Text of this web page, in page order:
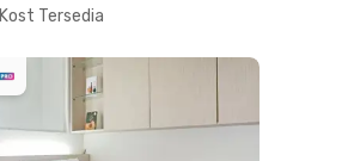
Tersedia